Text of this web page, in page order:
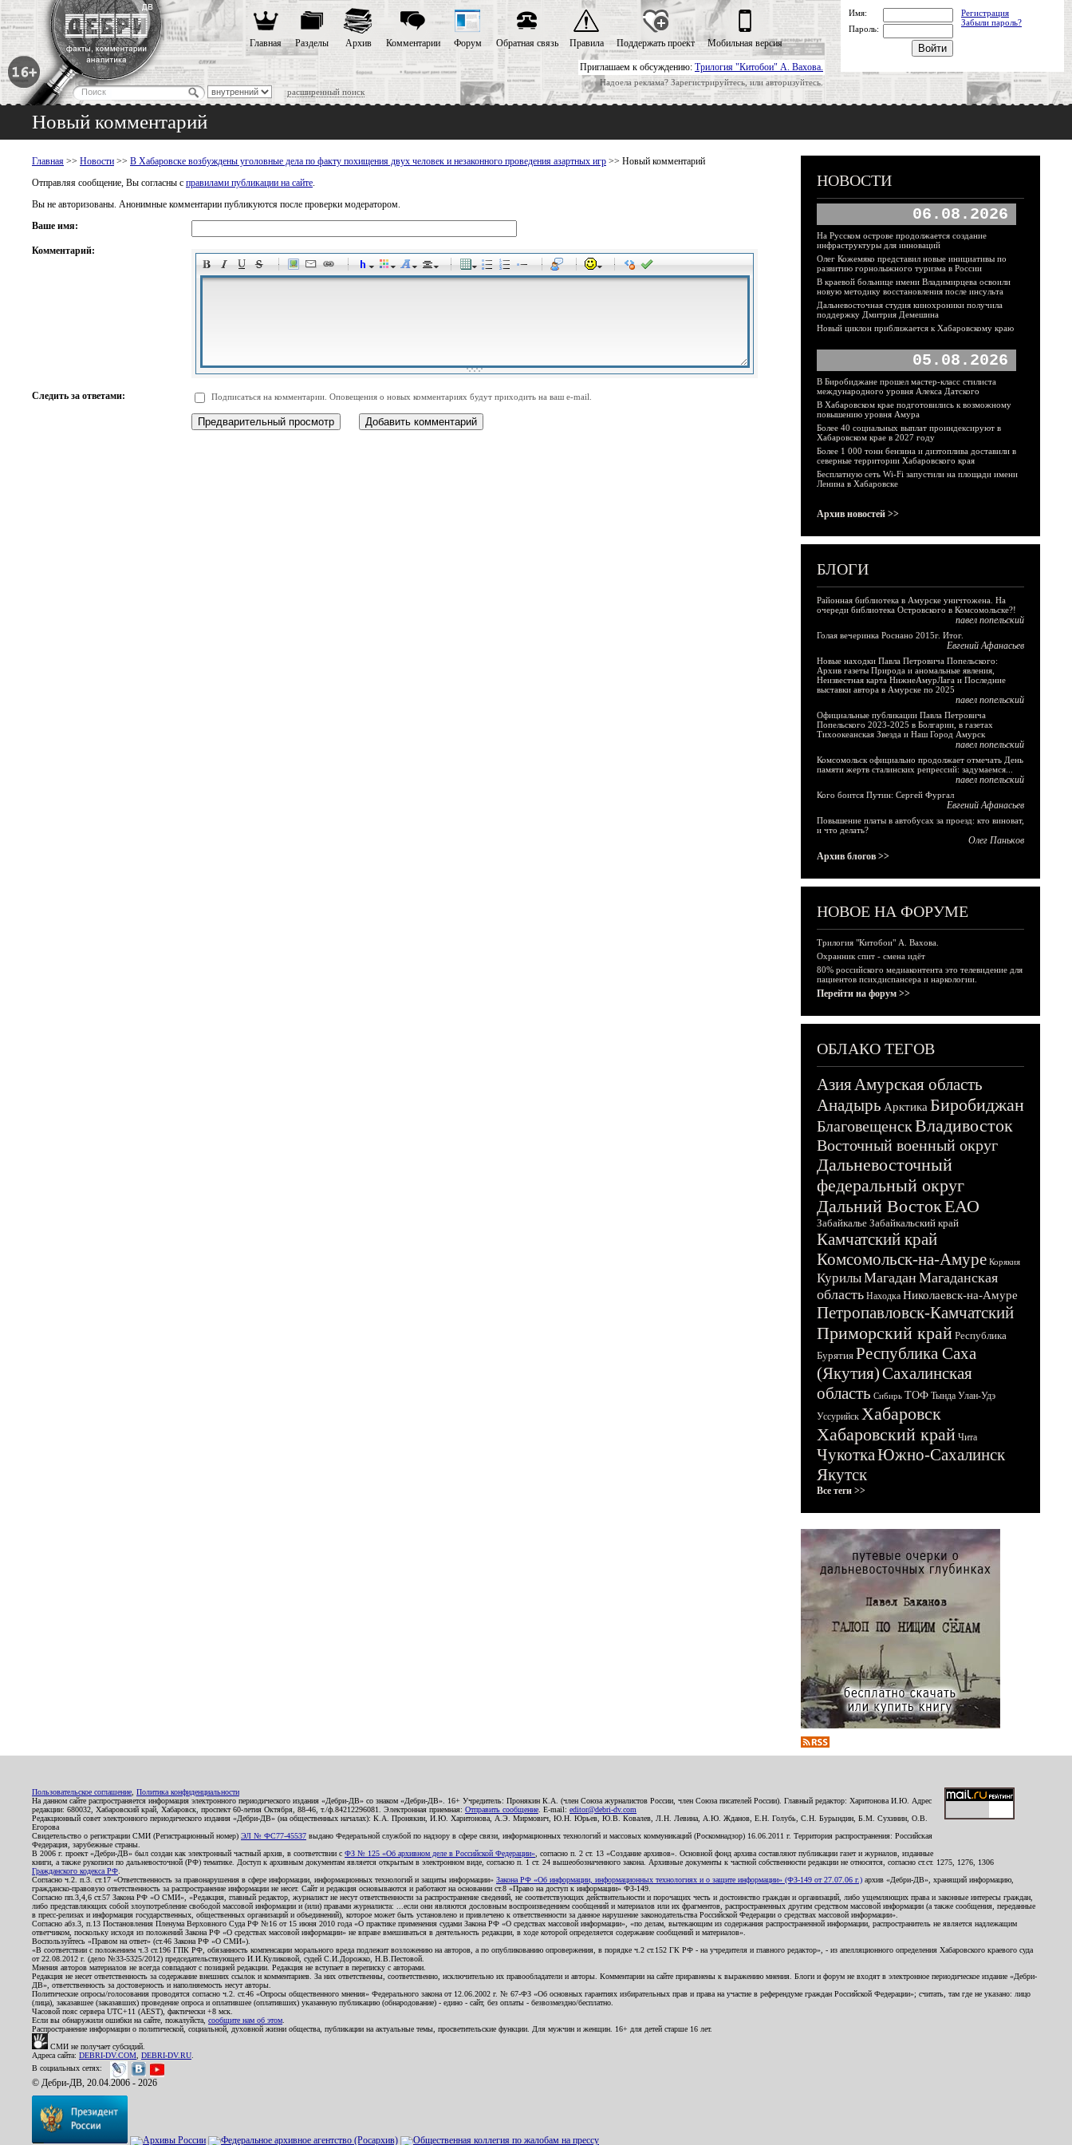
Приглашаем к обсуждению: Трилогия "Китобои" А. Вахова.
Надоела реклама? Зарегистрируйтесь, или авторизуйтесь.
расширенный поиск
Главная Разделы Архив Комментарии Форум Обратная связь Правила Поддержать проект Мобильная версия
Имя:
Регистрация
Забыли пароль?
Пароль:
Новый комментарий
Главная >> Новости >> В Хабаровске возбуждены уголовные дела по факту похищения двух человек и незаконного проведения азартных игр >> Новый комментарий
Отправляя сообщение, Вы согласны с правилами публикации на сайте.
Вы не авторизованы. Анонимные комментарии публикуются после проверки модератором.
Ваше имя:
Комментарий:
-
-
-
-
-
-
-
-
-
-
-
-
-
-
-
-
-
-
-
-
-
-
-
-
-
-
-
Следить за ответами: Подписаться на комментарии. Оповещения о новых комментариях будут приходить на ваш e-mail.
НОВОСТИ
06.08.2026
На Русском острове продолжается создание
инфраструктуры для инноваций
Олег Кожемяко представил новые инициативы по
развитию горнолыжного туризма в России
В краевой больнице имени Владимирцева освоили
новую методику восстановления после инсульта
Дальневосточная студия кинохроники получила
поддержку Дмитрия Демешина
Новый циклон приближается к Хабаровскому краю
05.08.2026
В Биробиджане прошел мастер-класс стилиста
международного уровня Алекса Датского
В Хабаровском крае подготовились к возможному
повышению уровня Амура
Более 40 социальных выплат проиндексируют в
Хабаровском крае в 2027 году
Более 1 000 тонн бензина и дизтоплива доставили в
северные территории Хабаровского края
Бесплатную сеть Wi-Fi запустили на площади имени
Ленина в Хабаровске
Архив новостей >>
БЛОГИ
Районная библиотека в Амурске уничтожена. На
очереди библиотека Островского в Комсомольске?!
павел попельский
Голая вечеринка Роснано 2015г. Итог.
Евгений Афанасьев
Новые находки Павла Петровича Попельского:
Архив газеты Природа и аномальные явления,
Неизвестная карта НижнеАмурЛага и Последние
выставки автора в Амурске по 2025
павел попельский
Официальные публикации Павла Петровича
Попельского 2023-2025 в Болгарии, в газетах
Тихоокеанская Звезда и Наш Город Амурск
павел попельский
Комсомольск официально продолжает отмечать День
памяти жертв сталинских репрессий: задумаемся...
павел попельский
Кого боится Путин: Сергей Фургал
Евгений Афанасьев
Повышение платы в автобусах за проезд: кто виноват,
и что делать?
Олег Паньков
Архив блогов >>
НОВОЕ НА ФОРУМЕ
Трилогия "Китобои" А. Вахова.
Охранник спит - смена идёт
80% российского медиаконтента это телевидение для
пациентов психдиспансера и наркологии.
Перейти на форум >>
ОБЛАКО ТЕГОВ
АзияАмурская область
Анадырь Арктика Биробиджан
БлаговещенскВладивосток
Восточный военный округ
Дальневосточный
федеральный округ
Дальний ВостокЕАО
Забайкалье Забайкальский край
Камчатский край
Комсомольск-на-Амуре Корякия
КурилыМагадан Магаданская
область Находка Николаевск-на-Амуре
Петропавловск-Камчатский
Приморский край Республика
Бурятия Республика Саха
(Якутия)Сахалинская
область Сибирь ТОФ Тында Улан-Удэ
Уссурийск Хабаровск
Хабаровский край Чита
ЧукоткаЮжно-Сахалинск
Якутск
Все теги >>
Пользовательское соглашение Политика конфиденциальности
На данном сайте распространяется информация электронного периодического издания «Дебри-ДВ» со знаком «Дебри-ДВ». 16+ Учредитель: Пронякин К.А. (член Союза журналистов России, член Союза писателей России). Главный редактор: Харитонова И.Ю. Адрес
редакции: 680032, Хабаровский край, Хабаровск, проспект 60-летия Октября, 88-46, т./ф.84212296081. Электронная приемная: Отправить сообщение . E-mail: editor@debri-dv.com
Редакционный совет электронного периодического издания «Дебри-ДВ» (на общественных началах): К.А. Пронякин, И.Ю. Харитонова, А.Э. Мирмович, Ю.Н. Юрьев, Ю.В. Ковалев, Л.Н. Левина, А.Ю. Жданов, Е.Н. Голубь, С.Н. Бурындин, Б.М. Сухинин, О.В.
Егорова
Свидетельство о регистрации СМИ (Регистрационный номер) ЭЛ № ФС77-45537 выдано Федеральной службой по надзору в сфере связи, информационных технологий и массовых коммуникаций (Роскомнадзор) 16.06.2011 г. Территория распространения: Российская
Федерация, зарубежные страны.
В 2006 г. проект «Дебри-ДВ» был создан как электронный частный архив, в соответствии с ФЗ № 125 «Об архивном деле в Российской Федерации» , согласно п. 2 ст. 13 «Создание архивов». Основной фонд архива составляют публикации газет и журналов, изданные
книги, а также рукописи по дальневосточной (РФ) тематике. Доступ к архивным документам является открытым в электронном виде, согласно п. 1 ст. 24 вышеобозначенного закона. Архивные документы к частной собственности редакции не относятся, согласно ст.ст. 1275, 1276, 1306
Гражданского кодекса РФ
Согласно ч.2. п.3. ст.17 «Ответственность за правонарушения в сфере информации, информационных технологий и защиты информации» Закона РФ «Об информации, информационных технологиях и о защите информации» (ФЗ-149 от 27.07.06 г.) архив «Дебри-ДВ», хранящий информацию,
гражданско-правовую ответственность за распространение информации не несет. Сайт и редакция основываются и работают на основании ст.8 «Право на доступ к информации» ФЗ-149.
Согласно пп.3,4,6 ст.57 Закона РФ «О СМИ», «Редакция, главный редактор, журналист не несут ответственности за распространение сведений, не соответствующих действительности и порочащих честь и достоинство граждан и организаций, либо ущемляющих права и законные интересы граждан,
либо представляющих собой злоупотребление свободой массовой информации и (или) правами журналиста: ...если они являются дословным воспроизведением сообщений и материалов или их фрагментов, распространенных другим средством массовой информации (а также сообщения, переданные
в пресс-релизах и информация государственных, общественных организаций и объединений), которое может быть установлено и привлечено к ответственности за данное нарушение законодательства Российской Федерации о средствах массовой информации».
Согласно абз.3, п.13 Постановления Пленума Верховного Суда РФ №16 от 15 июня 2010 года «О практике применения судами Закона РФ «О средствах массовой информации», «по делам, вытекающим из содержания распространенной информации, распространитель не является надлежащим
ответчиком, поскольку исходя из положений Закона РФ «О средствах массовой информации» не вправе вмешиваться в деятельность редакции, в ходе которой определяется содержание сообщений и материалов».
Воспользуйтесь «Правом на ответ» (ст.46 Закона РФ «О СМИ»).
«В соответствии с положением ч.3 ст.196 ГПК РФ, обязанность компенсации морального вреда подлежит возложению на авторов, а по опубликованию опровержения, в порядке ч.2 ст.152 ГК РФ - на учредителя и главного редактор», - из апелляционного определения Хабаровского краевого суда
от 22.08.2012 г. (дело №33-5325/2012) председательствующего И.И.Куликовой, судей С.И.Дорожко, Н.В.Пестовой.
Мнения авторов материалов не всегда совпадают с позицией редакции. Редакция не вступает в переписку с авторами.
Редакция не несет ответственность за содержание внешних ссылок и комментариев. За них ответственны, соответственно, исключительно их правообладатели и авторы. Комментарии на сайте приравнены к выражению мнения. Блоги и форум не входят в электронное периодическое издание «Дебри-
ДВ», ответственность за достоверность и наполняемость несут авторы.
Политические опросы/голосования проводятся согласно ч.2. ст.46 «Опросы общественного мнения» Федерального закона от 12.06.2002 г. № 67-ФЗ «Об основных гарантиях избирательных прав и права на участие в референдуме граждан Российской Федерации»; считать, там где не указано: лицо
(лица), заказавшее (заказавших) проведение опроса и оплатившее (оплативших) указанную публикацию (обнародование) - едино - сайт, без оплаты - безвозмездно/бесплатно.
Часовой пояс сервера UTC+11 (AEST), фактически +8 мск.
Если вы обнаружили ошибки на сайте, пожалуйста, сообщите нам об этом
Распространение информации о политической, социальной, духовной жизни общества, публикации на актуальные темы, просветительские функции. Для мужчин и женщин. 16+ для детей старше 16 лет.
СМИ не получает субсидий.
Адреса сайта: DEBRI-DV.COM DEBRI-DV.RU
В социальных сетях:
© Дебри-ДВ, 20.04.2006 - 2026